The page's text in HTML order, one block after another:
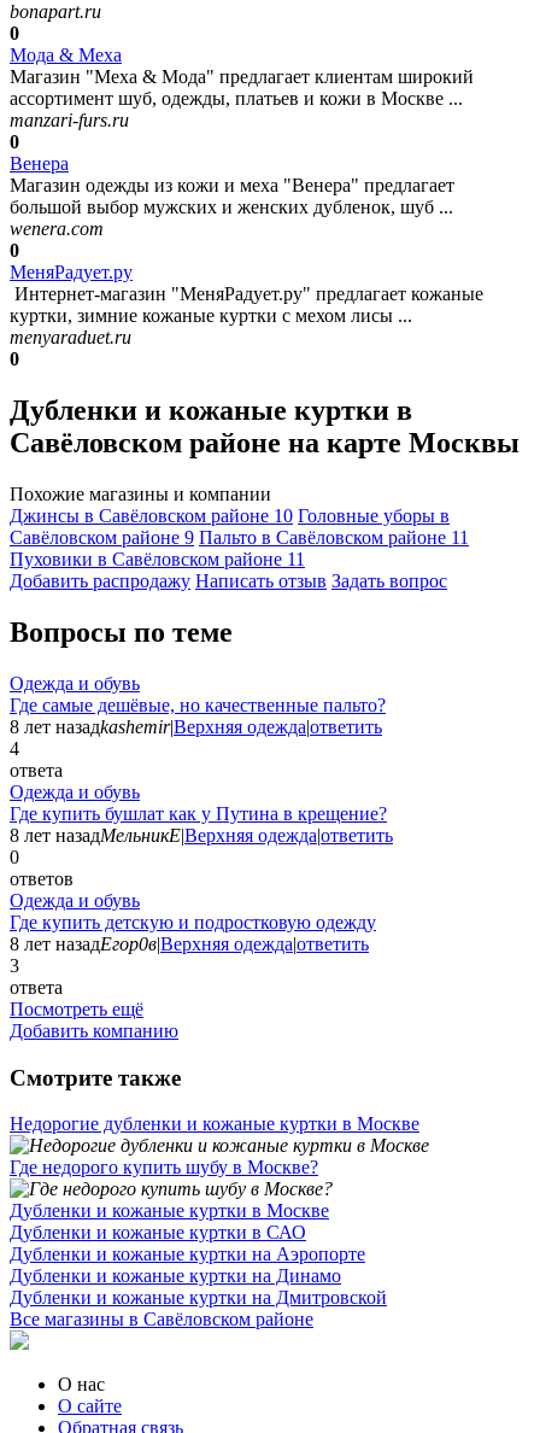
bonapart.ru
0
Мода & Меха
Магазин "Меха & Мода" предлагает клиентам широкий
ассортимент шуб, одежды, платьев и кожи в Москве ...
manzari-furs.ru
0
Венера
Магазин одежды из кожи и меха "Венера" предлагает
большой выбор мужских и женских дубленок, шуб ...
wenera.com
0
МеняРадует.ру
Интернет-магазин "МеняРадует.ру" предлагает кожаные
куртки, зимние кожаные куртки с мехом лисы ...
menyaraduet.ru
0
Дубленки и кожаные куртки в
Савёловском районе на карте Москвы
Похожие магазины и компании
Джинсы в Савёловском районе 10 Головные уборы в
Савёловском районе 9 Пальто в Савёловском районе 11
Пуховики в Савёловском районе 11
Добавить раcпродажу Написать отзыв Задать вопрос
Вопросы по теме
Одежда и обувь
Где самые дешёвые, но качественные пальто?
8 лет назадkashemir|Верхняя одежда|ответить
4
ответа
Одежда и обувь
Где купить бушлат как у Путина в крещение?
8 лет назадМельникЕ|Верхняя одежда|ответить
0
ответов
Одежда и обувь
Где купить детскую и подростковую одежду
8 лет назадЕгор0в|Верхняя одежда|ответить
3
ответа
Посмотреть ещё
Добавить компанию
Смотрите также
Недорогие дубленки и кожаные куртки в Москве
Где недорого купить шубу в Москве?
Дубленки и кожаные куртки в Москве
Дубленки и кожаные куртки в САО
Дубленки и кожаные куртки на Аэропорте
Дубленки и кожаные куртки на Динамо
Дубленки и кожаные куртки на Дмитровской
Все магазины в Савёловском районе
О нас
О сайте
Обратная связь